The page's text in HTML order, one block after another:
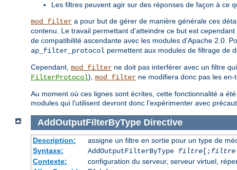
Les filtres peuvent agir sur des réponses de façon à ce
mod_filter a pour but de gérer de manière générale ces
contenu. Le travail permettant d'atteindre ce but est
de compatibilité ascendante avec les modules d'Apache 2.0.
ap_filter_protocol permettent aux modules de filtrage de
Cependant, mod_filter ne doit pas interférer avec un filtre
FilterProtocol), mod_filter ne modifiera donc pas les en-
Au moment où ces lignes sont écrites, cette fonctionnalité a
modules qui l'utilisent devront donc l'expérimenter avec
AddOutputFilterByType Directive
Description:
assigne un filtre en sortie pour un type de
Syntaxe:
AddOutputFilterByType filtre[;filtre
Contexte:
configuration du serveur, serveur virtuel,